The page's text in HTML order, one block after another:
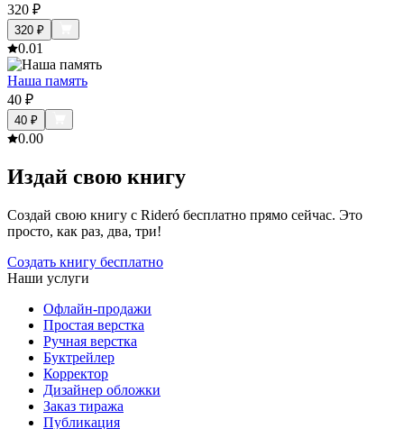
320 ₽
320 ₽
0.01
Наша память
40 ₽
40 ₽
0.00
Издай свою книгу
Создай свою книгу с Rideró бесплатно прямо сейчас. Это
просто, как раз, два, три!
Создать книгу бесплатно
Наши услуги
Офлайн-продажи
Простая верстка
Ручная верстка
Буктрейлер
Корректор
Дизайнер обложки
Заказ тиража
Публикация